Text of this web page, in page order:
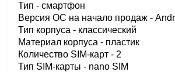
Тип - смартфон
Версия ОС на начало продаж -
Тип корпуса - классический
Материал корпуса - пластик
Количество SIM-карт - 2
Тип SIM-карты - nano SIM